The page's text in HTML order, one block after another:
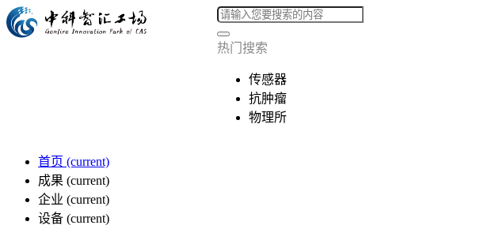
热门搜索
传感器
抗肿瘤
物理所
首页 (current)
成果 (current)
企业 (current)
设备 (current)